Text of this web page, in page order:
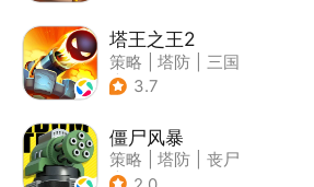
塔王之王2
策略 塔防
三国
| 中国风
3.7
僵尸风暴
策略 塔防
丧尸
| 卡通